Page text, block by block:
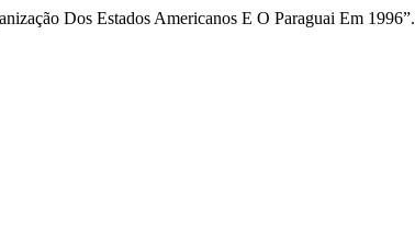
Dos Estados Americanos E O Paraguai Em 1996”.